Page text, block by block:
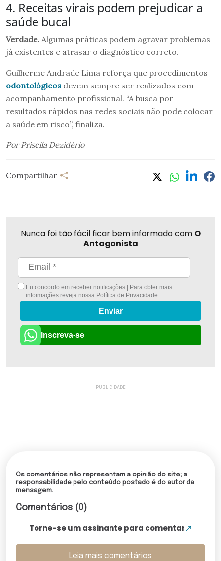
4. Receitas virais podem prejudicar a
saúde bucal
Verdade. Algumas práticas podem agravar problemas
já existentes e atrasar o diagnóstico correto.
Guilherme Andrade Lima reforça que procedimentos
odontológicos devem sempre ser realizados com
acompanhamento profissional. “A busca por
resultados rápidos nas redes sociais não pode colocar
a saúde em risco”, finaliza.
Por Priscila Dezidério
Compartilhar
Nunca foi tão fácil ficar bem informado com O
Antagonista
Eu concordo em receber notificações | Para obter mais
informações reveja nossa Política de Privacidade
Enviar
Inscreva-se
Os comentários não representam a opinião do site; a
responsabilidade pelo conteúdo postado é do autor da
mensagem.
Comentários (0)
Torne-se um assinante para comentar
Leia mais comentários